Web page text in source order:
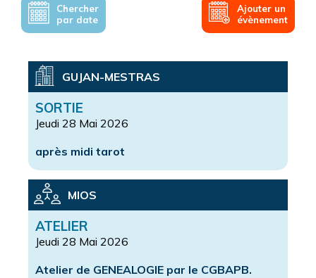
Chercher
par date
Ajouter un
évènement
GUJAN-MESTRAS
SORTIE
Jeudi 28 Mai 2026
après midi tarot
MIOS
ATELIER
Jeudi 28 Mai 2026
Atelier de GENEALOGIE par le CGBAPB.